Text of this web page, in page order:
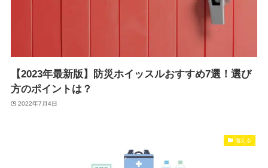
【2023年最新版】防災ホイッスルおすすめ7選！選び
方のポイントは？
2022年7月4日
備える